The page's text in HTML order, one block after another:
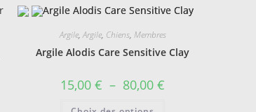
Argile,Argile, Chiens, Membres
Argile Alodis Care Sensitive Clay
15,00€ – 80,00€